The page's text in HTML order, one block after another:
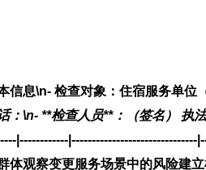
信息\n- 检查对象 ：住宿服务单位
： \n- **检查人员**： （签名） 执
|------------|-------------------------------
体观察变更服务场景中的风险建